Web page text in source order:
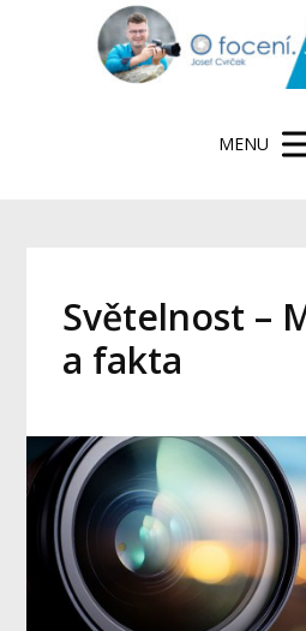
MENU
Světelnost –
a fakta